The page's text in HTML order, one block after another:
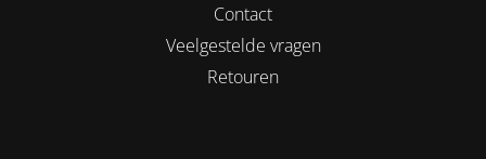
Contact
Veelgestelde vragen
Retouren